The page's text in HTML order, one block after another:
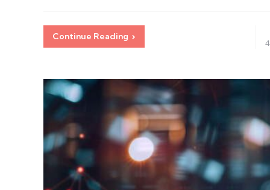
Continue Reading